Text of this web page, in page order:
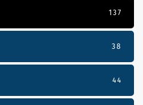
137
38
44